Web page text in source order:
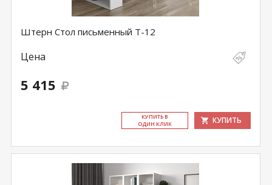
Штерн Стол письменный Т-12
Цена
5 415
КУ­ПИТЬ В
ОДИН КЛИК
КУПИТЬ